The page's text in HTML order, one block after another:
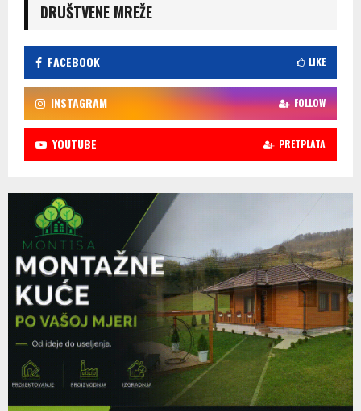
DRUŠTVENE MREŽE
FACEBOOK LIKE
INSTAGRAM FOLLOW
YOUTUBE PRETPLATA